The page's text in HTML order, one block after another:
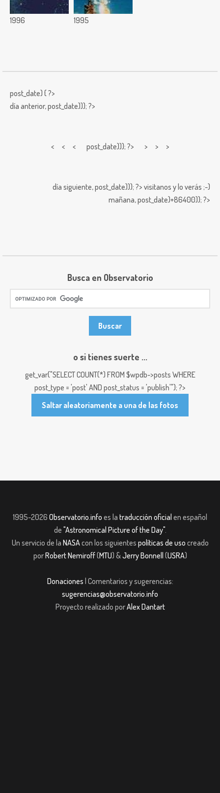
1996 1995
post_date) { ?>
día anterior,post_date))); ?>
< < < post_date))); ?> > > >
día siguiente,post_date))); ?> visitanos y lo verás ;-)
mañana,post_date)+86400)); ?>
Busca en Observatorio
o si tienes suerte ...
get_var("SELECT COUNT(*) FROM $wpdb->posts WHERE
post_type = 'post' AND post_status = 'publish'"); ?>
Saltar aleatoriamente a una de las fotos
1995-2026 Observatorio.info es la traducción oficial en español
de "Astronomical Picture of the Day".
Un servicio de la NASAcon los siguientes políticas de uso creado
porRobert Nemiroff(MTU) &Jerry Bonnell (USRA)
Donaciones | Comentarios y sugerencias:
sugerencias@observatorio.info
Proyecto realizado porAlex Dantart